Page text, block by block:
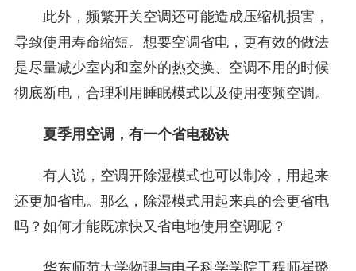
此外，频繁开关空调还可能造成压缩机损害，
导致使用寿命缩短。想要空调省电，更有效的做法
是尽量减少室内和室外的热交换、空调不用的时候
彻底断电，合理利用睡眠模式以及使用变频空调。
夏季用空调，有一个省电秘诀
有人说，空调开除湿模式也可以制冷，用起来
还更加省电。那么，除湿模式用起来真的会更省电
吗？如何才能既凉快又省电地使用空调呢？
华东师范大学物理与电子科学学院工程师崔璐